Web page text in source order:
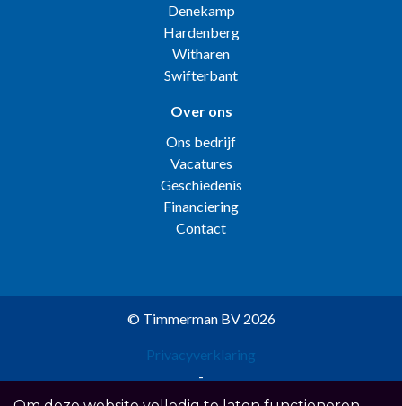
Denekamp
Hardenberg
Witharen
Swifterbant
Over ons
Ons bedrijf
Vacatures
Geschiedenis
Financiering
Contact
© Timmerman BV 2026
Privacyverklaring
-
Disclaimer